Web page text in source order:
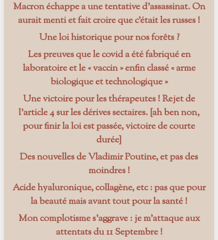
Macron échappe a une tentative d’assassinat. On
aurait menti et fait croire que c’était les russes !
Une loi historique pour nos forêts ?
Les preuves que le covid a été fabriqué en
laboratoire et le « vaccin » enfin classé « arme
biologique et technologique »
Une victoire pour les thérapeutes ! Rejet de
l’article 4 sur les dérives sectaires. [ah ben non,
pour finir la loi est passée, victoire de courte
durée]
Des nouvelles de Vladimir Poutine, et pas des
moindres !
Acide hyaluronique, collagène, etc : pas que pour
la beauté mais avant tout pour la santé !
Mon complotisme s’aggrave : je m’attaque aux
attentats du 11 Septembre !